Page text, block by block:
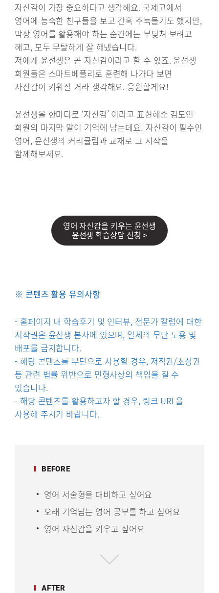
자신감이 가장 중요하다고 생각해요. 국제고에서
영어에 능숙한 친구들을 보고 간혹 주눅들기도 했지만,
막상 영어를 활용해야 하는 순간에는 부딪쳐 보려고
해고, 모두 무탈하게 잘 해냈습니다.
저에게 윤선생은 곧 자신감이라고 할 수 있죠. 윤선생
회원들은 스마트베플리로 훈련해 나가다 보면
자신감이 키워질 거라 생각해요. 응원할게요!
윤선생을 한마디로 ‘자신감’ 이라고 표현해준 김도연
회원의 마지막 말이 기억에 남는데요! 자신감이 필수인
영어, 윤선생의 커리큘럼과 교재로 그 시작을
함께해보세요.
영어 자신감을 키우는 윤선생
윤선생 학습상담 신청 >
※ 콘텐츠 활용 유의사항
- 홈페이지 내 학습후기 및 인터뷰, 전문가 칼럼에 대한
저작권은 윤선생 본사에 있으며, 일체의 무단 도용 및
배포를 금지합니다.
- 해당 콘텐츠를 무단으로 사용할 경우, 저작권/초상권
등 관련 법률 위반으로 민형사상의 책임을 질 수
있습니다.
- 해당 콘텐츠를 활용하고자 할 경우, 링크 URL을
사용해 주시기 바랍니다.
BEFORE
영어 서술형을 대비하고 싶어요
오래 기억남는 영어 공부를 하고 싶어요
영어 자신감을 키우고 싶어요
AFTER